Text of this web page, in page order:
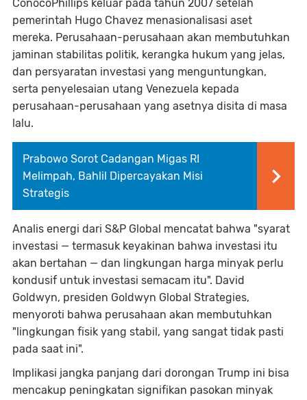
ConocoPhillips keluar pada tahun 2007 setelah
pemerintah Hugo Chavez menasionalisasi aset
mereka. Perusahaan-perusahaan akan membutuhkan
jaminan stabilitas politik, kerangka hukum yang jelas,
dan persyaratan investasi yang menguntungkan,
serta penyelesaian utang Venezuela kepada
perusahaan-perusahaan yang asetnya disita di masa
lalu.
Prabowo Sorot Cadangan Migas RI
Melimpah, Bahlil Dipercayakan Misi
Strategis
Analis energi dari S&P Global mencatat bahwa "syarat
investasi — termasuk keyakinan bahwa investasi itu
akan bertahan — dan lingkungan harga minyak perlu
kondusif untuk investasi semacam itu". David
Goldwyn, presiden Goldwyn Global Strategies,
menyoroti bahwa perusahaan akan membutuhkan
"lingkungan fisik yang stabil, yang sangat tidak pasti
pada saat ini".
Implikasi jangka panjang dari dorongan Trump ini bisa
mencakup peningkatan signifikan pasokan minyak